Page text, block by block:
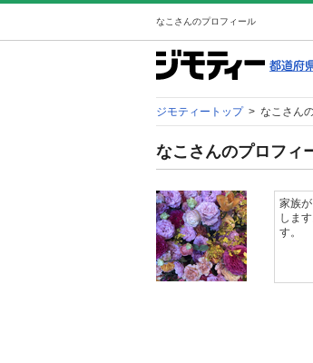
なこさんのプロフィール
ジモティートップ > なこさん
なこさんのプロフィ
家族
しま
す。